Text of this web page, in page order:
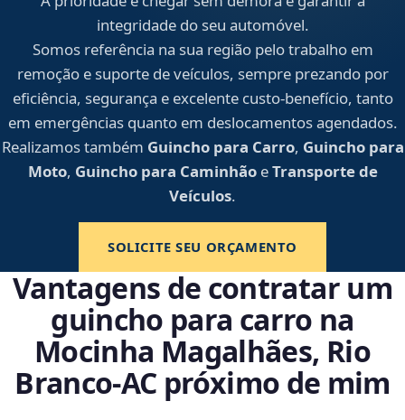
integridade do seu automóvel.
Somos referência na sua região pelo trabalho em
remoção e suporte de veículos, sempre prezando por
eficiência, segurança e excelente custo-benefício, tanto
em emergências quanto em deslocamentos agendados.
Realizamos também Guincho para Carro, Guincho para
Moto, Guincho para CaminhãoeTransporte de
Veículos.
SOLICITE SEU ORÇAMENTO
Vantagens de contratar um
guincho para carro na
Mocinha Magalhães, Rio
Branco‑AC próximo de mim